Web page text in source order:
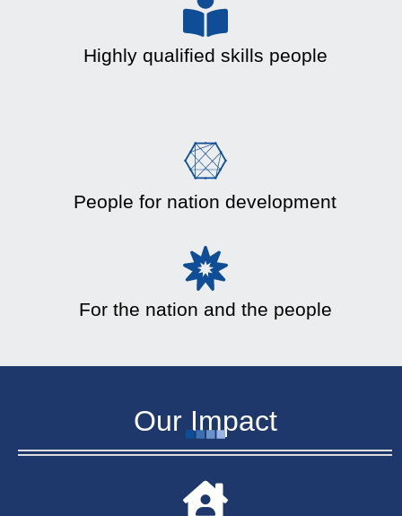
Highly qualified skills people
People for nation development
For the nation and the people
Our Impact